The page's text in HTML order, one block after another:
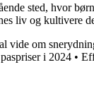
sted, hvor
liv og kultivere
vide om
i 2024 •